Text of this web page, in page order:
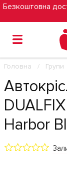
Безкоштовна
Головна Групи
Harbor